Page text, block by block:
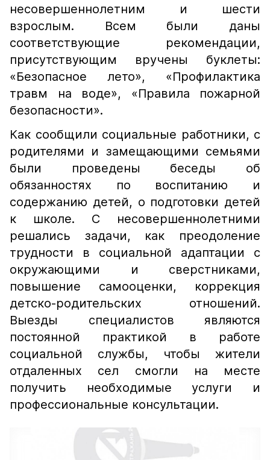
несовершеннолетним и шести
взрослым. Всем были даны
соответствующие рекомендации,
присутствующим вручены буклеты:
«Безопасное лето», «Профилактика
травм на воде», «Правила пожарной
безопасности».
Как сообщили социальные работники, с
родителями и замещающими семьями
были проведены беседы об
обязанностях по воспитанию и
содержанию детей, о подготовки детей
к школе. С несовершеннолетними
решались задачи, как преодоление
трудности в социальной адаптации с
окружающими и сверстниками,
повышение самооценки, коррекция
детско-родительских отношений.
Выезды специалистов являются
постоянной практикой в работе
социальной службы, чтобы жители
отдаленных сел смогли на месте
получить необходимые услуги и
профессиональные консультации.